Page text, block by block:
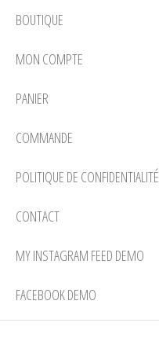
BOUTIQUE
MON COMPTE
PANIER
COMMANDE
POLITIQUE DE CONFIDENTIALITÉ
CONTACT
MY INSTAGRAM FEED DEMO
FACEBOOK DEMO